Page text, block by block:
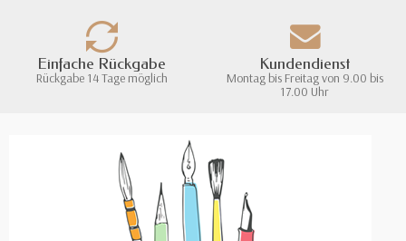
Einfache Rückgabe
Rückgabe 14 Tage möglich
Kundendienst
Montag bis Freitag von 9.00 bis
17.00 Uhr